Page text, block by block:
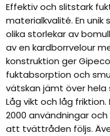
Effektiv och slitstark
materialkvalité. En
olika storlekar av
av en kardborrvelour
konstruktion ger
fuktabsorption och
vätskan jämt över hela
Låg vikt och låg
2000 användningar
att tvättråden följs.